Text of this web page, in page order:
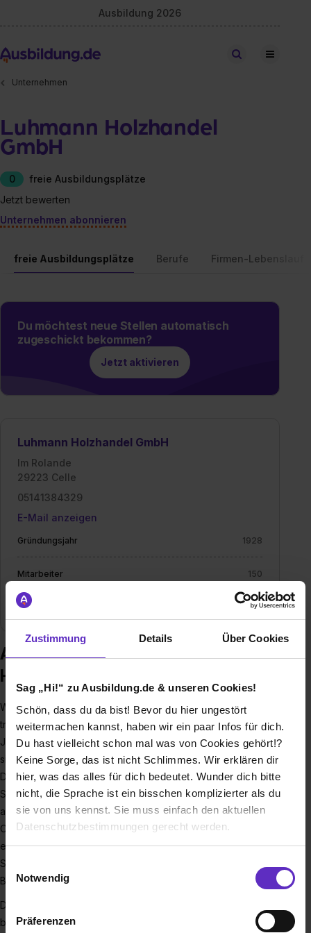
Zustimmung Details Über Cookies
Sag „Hi!“ zu Ausbildung.de & unseren Cookies!
Schön, dass du da bist! Bevor du hier ungestört
weitermachen kannst, haben wir ein paar Infos für dich.
Du hast vielleicht schon mal was von Cookies gehört!?
Keine Sorge, das ist nicht Schlimmes. Wir erklären dir
hier, was das alles für dich bedeutet. Wunder dich bitte
nicht, die Sprache ist ein bisschen komplizierter als du
sie von uns kennst. Sie muss einfach den aktuellen
Datenschutzbestimmungen gerecht werden.
Benutzung der Webseite getroffenen Einstellungen zu
Einwilligungsauswahl
Notwendig
Präferenzen
Ausbildung 2026
Stellen finden
Unternehmen
Luhmann Holzhandel
GmbH
0
freie Ausbildungsplätze
Jetzt bewerten
Unternehmen abonnieren
freie Ausbildungsplätze Berufe Firmen-Lebenslauf
Du möchtest neue Stellen automatisch
zugeschickt bekommen?
Jetzt aktivieren
Luhmann Holzhandel GmbH
Im Rolande
29223 Celle
05141384329
E-Mail anzeigen
Gründungsjahr 1928
Mitarbeiter 150
Branche Handel / Gewerbe
Ausbildung bei Luhmann
Holzhandel GmbH
Warum solltest du eine Ausbildung bei uns machen? Das
traditionsreiche, familiengeführte Unternehmen wurde im
Jahr 1928 als Sägewerk in Celle gegründet und entwickelte
sich über vier Generationen zu einem Handels- und
Dienstleistungszentrum rund um Holz. Der traditionsreiche
Standort in Celle ist das Herzstück des Unternehmens, wo
alle Fäden zusammenlaufen. Hier befindet sich auch das
CNC-gesteuerte Plattenbearbeitungszentrum, das es
ermöglicht, individuelle Tischlerwünsche für alle vier
Standorte in Celle, Salzwedel, Gardelegen und
Braunschweig zu erfüllen.
Die Firmenzentrale in Celle erstreckt sich über eine
beeindruckende Betriebsfläche von über 55.000